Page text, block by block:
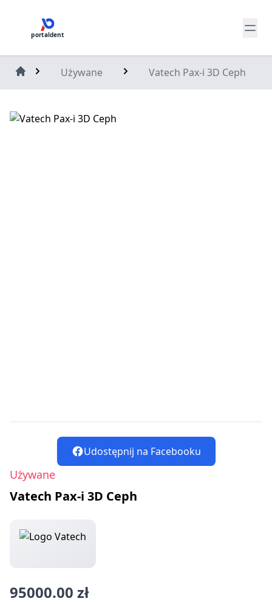
portaldent
Używane Vatech Pax-i 3D Ceph
Udostępnij na Facebooku
Używane
Vatech Pax-i 3D Ceph
95000.00 zł